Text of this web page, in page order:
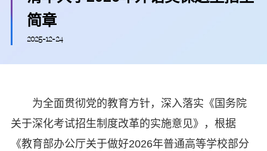
简章
2025-12-24
为全面贯彻党的教育方针，深入落实《国务院
关于深化考试招生制度改革的实施意见》，根据
《教育部办公厅关于做好2026年普通高等学校部分